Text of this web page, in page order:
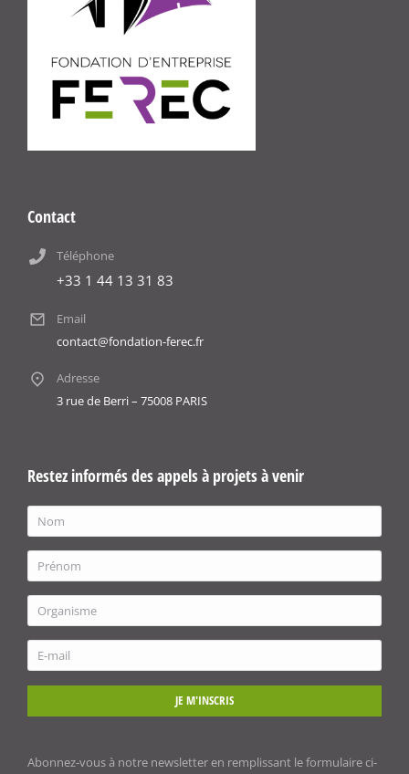
Contact
Téléphone
+33 1 44 13 31 83
Email
contact@fondation-ferec.fr
Adresse
3 rue de Berri – 75008 PARIS
Restez informés des appels à projets à venir
JE M'INSCRIS
Abonnez-vous à notre newsletter en remplissant le formulaire ci-